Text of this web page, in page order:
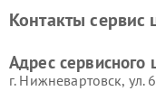
Hurakan
Контакты сервис
Адрес сервисного
г. Нижневартовск, ул.